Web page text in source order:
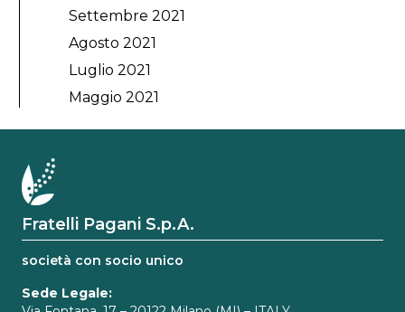
Settembre 2021
Agosto 2021
Luglio 2021
Maggio 2021
Fratelli Pagani S.p.A.
società con socio unico
Sede Legale: